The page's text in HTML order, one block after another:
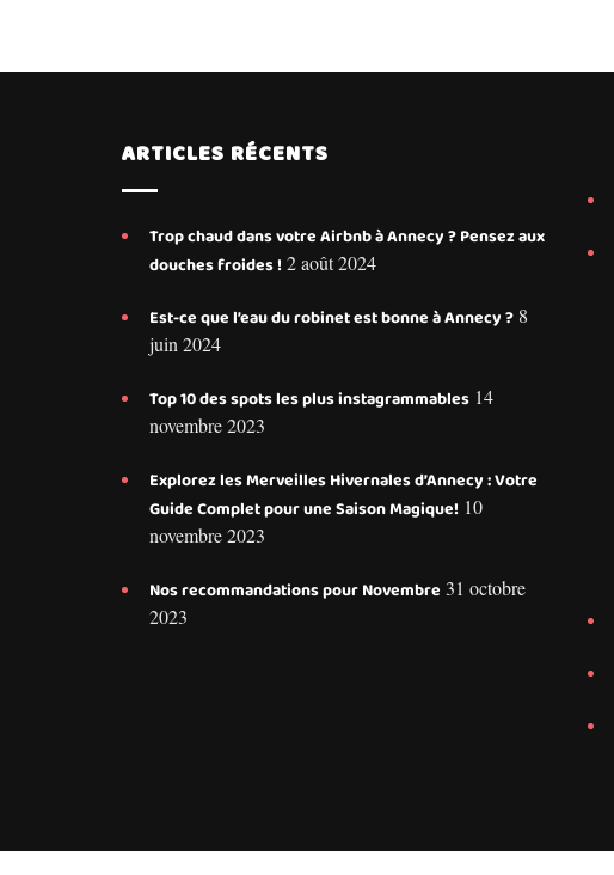
ARTICLES RÉCENTS
Trop chaud dans votre Airbnb à Annecy ? Pensez aux
douches froides ! 2 août 2024
Est-ce que l’eau du robinet est bonne à Annecy ? 8
juin 2024
Top 10 des spots les plus instagrammables 14
novembre 2023
Explorez les Merveilles Hivernales d’Annecy : Votre
Guide Complet pour une Saison Magique! 10
novembre 2023
Nos recommandations pour Novembre 31 octobre
2023